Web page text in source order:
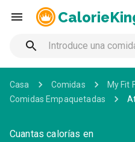
Casa Comidas
My Fit
Comidas Empaquetadas
Cuantas calorías en